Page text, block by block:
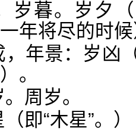
暮。岁夕（
年将尽的时
年景：岁凶
。
周岁。
即“木星”。）